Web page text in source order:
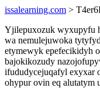
issalearning.com >
Yjilepuxozuk wyxupyfu
wa nemulejuwoka
etymewyk epefecikidyh
bajokikozudy
ifududycejuqafyl exyxar
ohypur ovin eq alutatym